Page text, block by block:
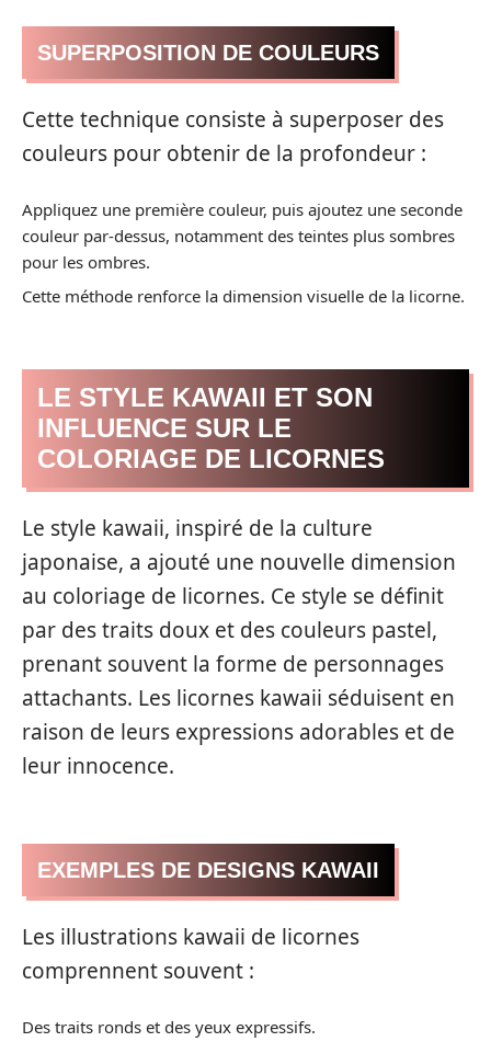
SUPERPOSITION DE COULEURS
Cette technique consiste à superposer des
couleurs pour obtenir de la profondeur :
Appliquez une première couleur, puis ajoutez une seconde
couleur par-dessus, notamment des teintes plus sombres
pour les ombres.
Cette méthode renforce la dimension visuelle de la licorne.
LE STYLE KAWAII ET SON
INFLUENCE SUR LE
COLORIAGE DE LICORNES
Le style kawaii, inspiré de la culture
japonaise, a ajouté une nouvelle dimension
au coloriage de licornes. Ce style se définit
par des traits doux et des couleurs pastel,
prenant souvent la forme de personnages
attachants. Les licornes kawaii séduisent en
raison de leurs expressions adorables et de
leur innocence.
EXEMPLES DE DESIGNS KAWAII
Les illustrations kawaii de licornes
comprennent souvent :
Des traits ronds et des yeux expressifs.